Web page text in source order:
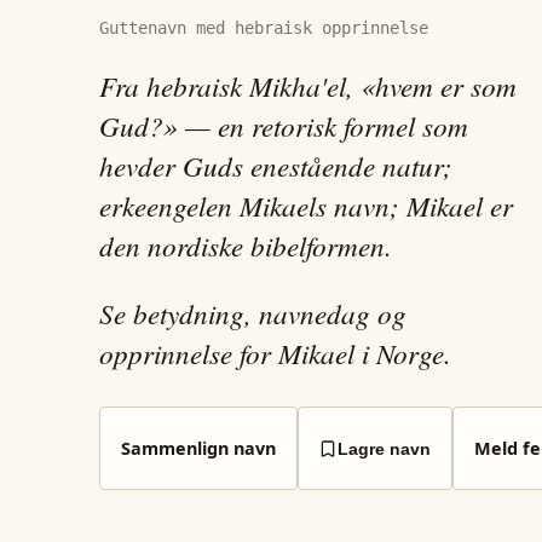
Guttenavn med hebraisk opprinnelse
Fra hebraisk Mikha'el, «hvem er som
Gud?» — en retorisk formel som
hevder Guds enestående natur;
erkeengelen Mikaels navn; Mikael er
den nordiske bibelformen.
Se betydning, navnedag og
opprinnelse for Mikael i Norge.
Sammenlign navn Lagre navn Meld